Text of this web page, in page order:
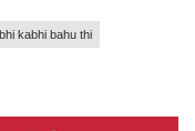
kabhi bahu thi